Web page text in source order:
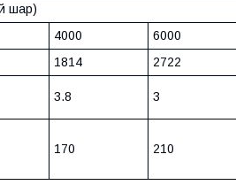
шар)
4000 6000
1814 2722
3.8 3
170 210